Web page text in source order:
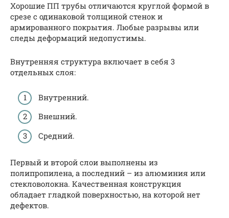
Хорошие ПП трубы отличаются круглой формой в
срезе с одинаковой толщиной стенок и
армированного покрытия. Любые разрывы или
следы деформаций недопустимы.
Внутренняя структура включает в себя 3
отдельных слоя:
Внутренний.
Внешний.
Средний.
Первый и второй слои выполнены из
полипропилена, а последний – из алюминия или
стекловолокна. Качественная конструкция
обладает гладкой поверхностью, на которой нет
дефектов.